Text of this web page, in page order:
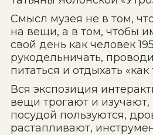
Смысл музея не в том,
на вещи, а в том, чтобы
свой день как человек
рукодельничать,
питаться и отдыхать «как
Вся экспозиция
вещи трогают и изучают,
посудой пользуются,
растапливают,